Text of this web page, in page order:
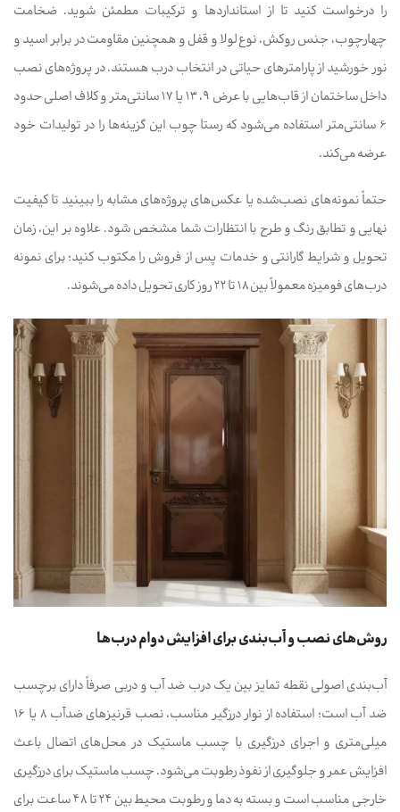
را درخواست کنید تا از استانداردها و ترکیبات مطمئن شوید. ضخامت
چهارچوب، جنس روکش، نوع لولا و قفل و همچنین مقاومت در برابر اسید و
نور خورشید از پارامترهای حیاتی در انتخاب درب هستند. در پروژه‌های نصب
داخل ساختمان از قاب‌هایی با عرض 9، 13 یا 17 سانتی‌متر و کلاف اصلی حدود
6 سانتی‌متر استفاده می‌شود که رستا چوب این گزینه‌ها را در تولیدات خود
عرضه می‌کند.
حتماً نمونه‌های نصب‌شده یا عکس‌های پروژه‌های مشابه را ببینید تا کیفیت
نهایی و تطابق رنگ و طرح با انتظارات شما مشخص شود. علاوه بر این، زمان
تحویل و شرایط گارانتی و خدمات پس از فروش را مکتوب کنید؛ برای نمونه
درب‌های فومیزه معمولاً بین 18 تا 22 روز کاری تحویل داده می‌شوند.
روش‌های نصب و آب‌بندی برای افزایش دوام درب‌ها
آب‌بندی اصولی نقطه تمایز بین یک درب ضد آب و دربی صرفاً دارای برچسب
ضد آب است؛ استفاده از نوار درزگیر مناسب، نصب قرنیزهای ضدآب 8 یا 16
میلی‌متری و اجرای درزگیری با چسب ماستیک در محل‌های اتصال باعث
افزایش عمر و جلوگیری از نفوذ رطوبت می‌شود. چسب ماستیک برای درزگیری
خارجی مناسب است و بسته به دما و رطوبت محیط بین 24 تا 48 ساعت برای